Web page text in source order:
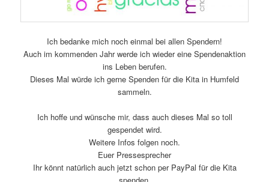
Ich bedanke mich noch einmal bei allen Spendern!
Auch im kommenden Jahr werde ich wieder eine Spendenaktion
ins Leben berufen.
Dieses Mal würde ich gerne Spenden für die Kita in Humfeld
sammeln.
Ich hoffe und wünsche mir, dass auch dieses Mal so toll
gespendet wird.
Weitere Infos folgen noch.
Euer Pressesprecher
Ihr könnt natürlich auch jetzt schon per PayPal für die Kita